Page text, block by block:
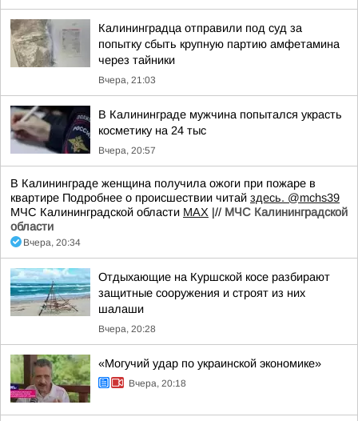
Калининградца отправили под суд за
попытку сбыть крупную партию амфетамина
через тайники
Вчера, 21:03
В Калининграде мужчина попытался украсть
косметику на 24 тыс
Вчера, 20:57
В Калининграде женщина получила ожоги при пожаре в
квартире Подробнее о происшествии читай здесь. @mchs39
МЧС Калининградской области MAX |// МЧС Калининградской
области
Вчера, 20:34
Отдыхающие на Куршской косе разбирают
защитные сооружения и строят из них
шалаши
Вчера, 20:28
«Могучий удар по украинской экономике»
Вчера, 20:18